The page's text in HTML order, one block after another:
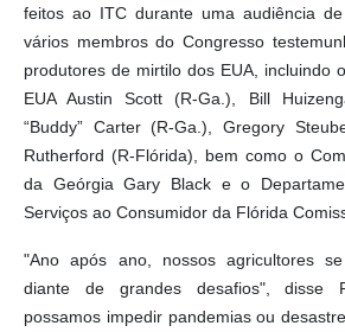
feitos ao ITC durante uma audiência
vários membros do Congresso
produtores de mirtilo dos EUA, incluindo
EUA Austin Scott (R-Ga.), Bill
“Buddy” Carter (R-Ga.), Gregory
Rutherford (R-Flórida), bem como o
da Geórgia Gary Black e o
Serviços ao Consumidor da Flórida
"Ano após ano, nossos agricultores
diante de grandes desafios", disse
possamos impedir pandemias ou